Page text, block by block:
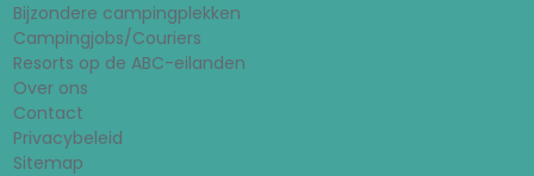
Bijzondere campingplekken
Campingjobs/Couriers
Resorts op de ABC-eilanden
Over ons
Contact
Privacybeleid
Sitemap